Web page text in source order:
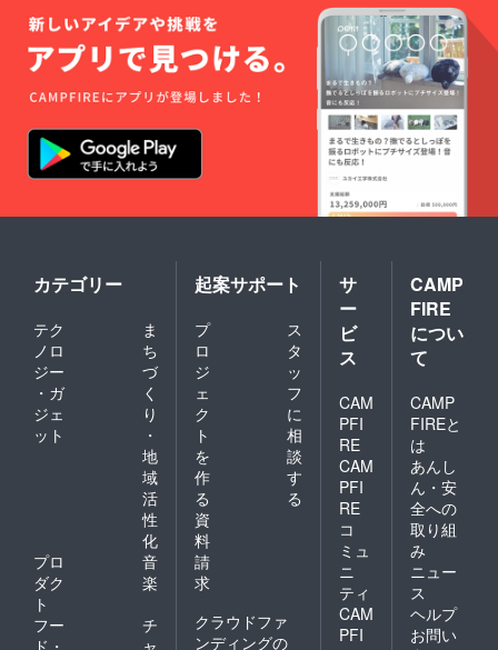
カテゴリー
テク
ノロ
ジー
・ガ
ジェ
ット
ま
ち
づ
く
り
・
地
域
活
性
化
プロ
ダク
ト
音
楽
フー
ド・
チ
ャ
起案サポート
プ
ロ
ジ
ェ
ク
ト
を
作
る
ス
タ
ッ
フ
に
相
談
す
る
資
料
請
求
クラウドファ
ンディングの
サ
ー
ビ
ス
CAM
PFI
RE
CAM
PFI
RE
コ
ミュ
ニ
ティ
CAM
PFI
CAMP
FIRE
につい
て
CAMP
FIREと
は
あんし
ん・安
全への
取り組
み
ニュー
ス
ヘルプ
お問い